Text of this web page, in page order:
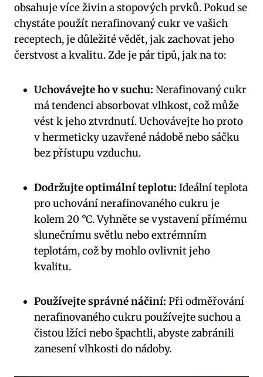
obsahuje více živin a stopových prvků. Pokud se
chystáte použít nerafinovaný cukr ve vašich
receptech, je důležité vědět, jak zachovat jeho
čerstvost a kvalitu. Zde je pár tipů, jak na to:
Uchovávejte ho v suchu: Nerafinovaný cukr
má tendenci absorbovat vlhkost, což může
vést k jeho ztvrdnutí. Uchovávejte ho proto
v hermeticky uzavřené nádobě nebo sáčku
bez přístupu vzduchu.
Dodržujte optimální teplotu: Ideální teplota
pro uchování nerafinovaného cukru je
kolem 20 °C. Vyhněte se vystavení přímému
slunečnímu světlu nebo extrémním
teplotám, což by mohlo ovlivnit jeho
kvalitu.
Používejte správné náčiní: Při odměřování
nerafinovaného cukru používejte suchou a
čistou lžíci nebo špachtli, abyste zabránili
zanesení vlhkosti do nádoby.